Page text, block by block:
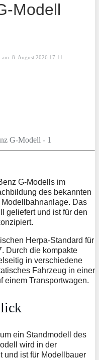
Modell
am: 8. August 2026 17:11
G-Modells im
des bekannten
Das
geliefert und ist für den
Herpa-Standard für
Durch die kompakte
in verschiedene
Fahrzeug in einer
einem Transportwagen.
ein Standmodell des
wird in der
und ist für Modellbauer